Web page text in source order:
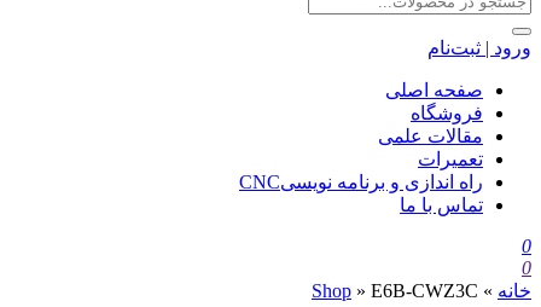
ورود | ثبت‌نام
صفحه اصلی
فروشگاه
مقالات علمی
تعمیرات
راه اندازی و برنامه نویسیCNC
تماس با ما
0
0
خانه »
Shop » E6B-CWZ3C